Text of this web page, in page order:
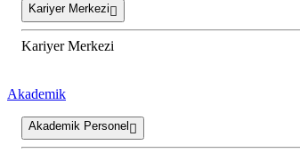
Kariyer Merkezi
Kariyer Merkezi
Akademik
Akademik Personel